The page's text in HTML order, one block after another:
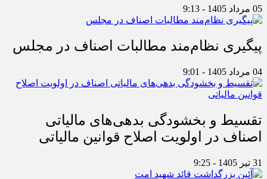
05 مرداد 1405 - 9:13
پیگیری نظام‌مند مطالبات اصناف در مجلس
04 مرداد 1405 - 9:01
تقسیط و بخشودگی بدهی‌های مالیاتی
اصناف در اولویت اصلاح قوانین مالیاتی
31 تیر 1405 - 9:25